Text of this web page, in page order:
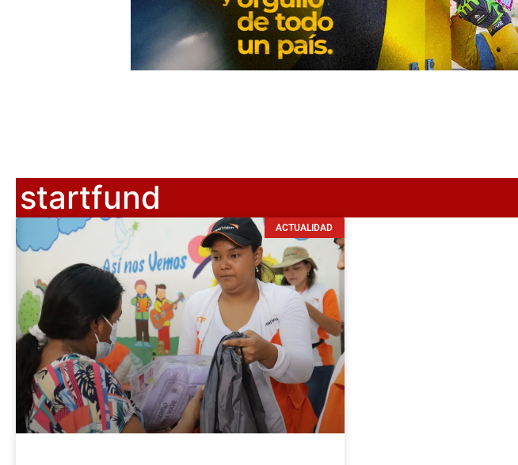
startfund
ACTUALIDAD